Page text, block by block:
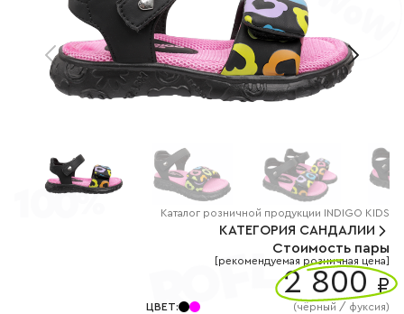
ПАРТНЕРАМ
МАГАЗИНЫ
+7
(800)
Каталог розничной продукции INDIGO KIDS
КАТЕГОРИЯ САНДАЛИИ
Стоимость пары
[рекомендуемая розничная цена]
2 800 ₽
ЦВЕТ: (чёрный / фуксия)